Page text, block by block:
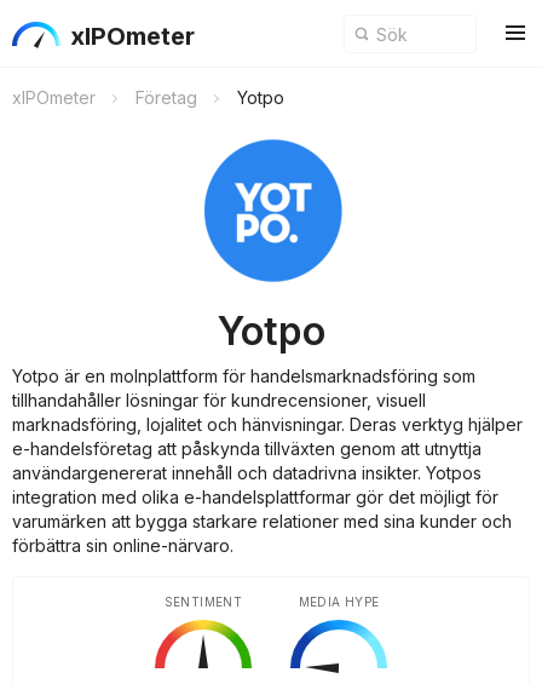
xIPOmeter
xIPOmeter Företag Yotpo
Yotpo
Yotpo är en molnplattform för handelsmarknadsföring som
tillhandahåller lösningar för kundrecensioner, visuell
marknadsföring, lojalitet och hänvisningar. Deras verktyg hjälper
e-handelsföretag att påskynda tillväxten genom att utnyttja
användargenererat innehåll och datadrivna insikter. Yotpos
integration med olika e-handelsplattformar gör det möjligt för
varumärken att bygga starkare relationer med sina kunder och
förbättra sin online-närvaro.
SENTIMENT MEDIA HYPE